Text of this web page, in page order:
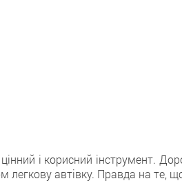
і корисний інструмент.
легкову автівку. Правда на те,